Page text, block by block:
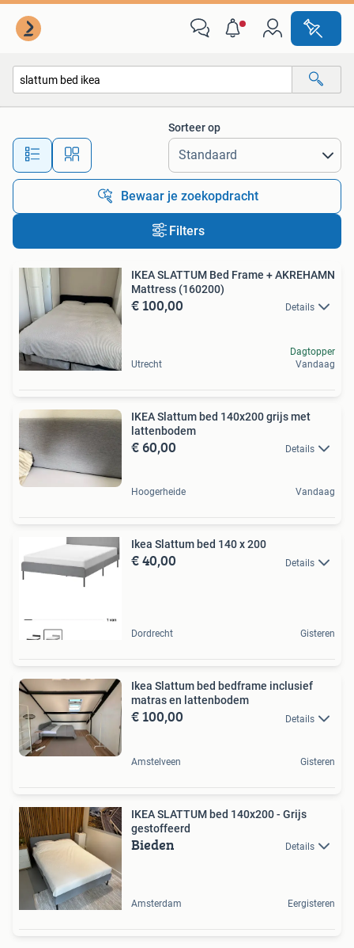
Alle afstanden…
Sorteer op
Bewaar je zoekopdracht
Filters
IKEA SLATTUM Bed Frame + AKREHAMN
Mattress (160200)
€ 100,00 Details
Utrecht
Dagtopper
Vandaag
IKEA Slattum bed 140x200 grijs met
lattenbodem
€ 60,00 Details
Hoogerheide Vandaag
Ikea Slattum bed 140 x 200
€ 40,00 Details
Dordrecht Gisteren
Ikea Slattum bed bedframe inclusief
matras en lattenbodem
€ 100,00 Details
Amstelveen Gisteren
IKEA SLATTUM bed 140x200 - Grijs
gestoffeerd
Bieden Details
Amsterdam Eergisteren